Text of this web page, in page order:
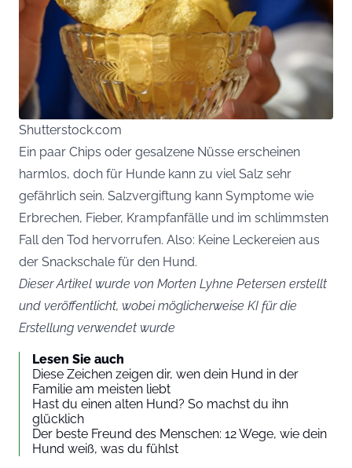
Shutterstock.com
Ein paar Chips oder gesalzene Nüsse erscheinen
harmlos, doch für Hunde kann zu viel Salz sehr
gefährlich sein. Salzvergiftung kann Symptome wie
Erbrechen, Fieber, Krampfanfälle und im schlimmsten
Fall den Tod hervorrufen. Also: Keine Leckereien aus
der Snackschale für den Hund.
Dieser Artikel wurde von Morten Lyhne Petersen erstellt
und veröffentlicht, wobei möglicherweise KI für die
Erstellung verwendet wurde
Lesen Sie auch
Diese Zeichen zeigen dir, wen dein Hund in der
Familie am meisten liebt
Hast du einen alten Hund? So machst du ihn
glücklich
Der beste Freund des Menschen: 12 Wege, wie dein
Hund weiß, was du fühlst